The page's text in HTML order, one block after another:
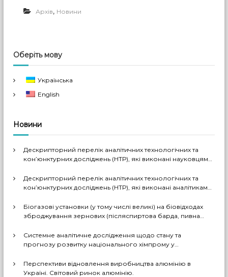
Архів, Новини
Оберіть мову
Українська
English
Новини
Дескрипторний перелік аналітичних технологічних та
кон’юнктурних досліджень (НТР), які виконані науковцями
Дескрипторний перелік аналітичних технологічних та
кон’юнктурних досліджень (НТР), які виконані аналітиками
Біогазові установки (у тому числі великі) на біовідходах
зброджування зернових (післяспиртова барда, пивна
рішення, комерціалізовані технології, комбіновані схеми
з отриманням проміжних і товарних продуктів (очищений
добрива тощо). Перспективи комерційного
впровадження цих технологій в Україні
Системне аналітичне дослідження щодо стану та
прогнозу розвитку національного хімпрому у
декількома можливими сценаріями
Перспективи відновлення виробництва алюмінію в
Україні. Світовий ринок алюмінію.